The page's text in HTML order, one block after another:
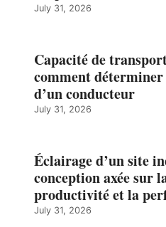
July 31, 2026
Capacité de
comment
d’un conducteur
July 31, 2026
Éclairage d’un site
conception axée sur
productivité et la
July 31, 2026